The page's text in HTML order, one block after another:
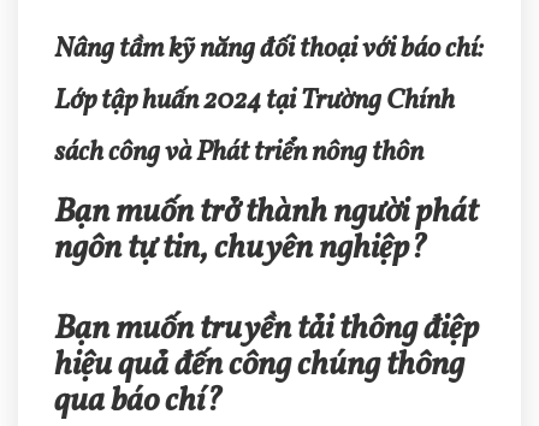
Nâng tầm kỹ năng đối thoại với báo chí:
Lớp tập huấn 2024 tại Trường Chính
sách công và Phát triển nông thôn
Bạn muốn trở thành người phát
ngôn tự tin, chuyên nghiệp?
Bạn muốn truyền tải thông điệp
hiệu quả đến công chúng thông
qua báo chí?